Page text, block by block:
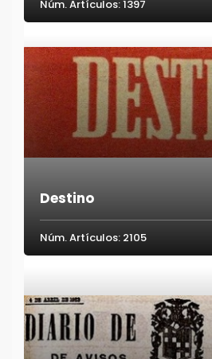
Núm. Artículos: 1397
Destino
Núm. Artículos: 2105